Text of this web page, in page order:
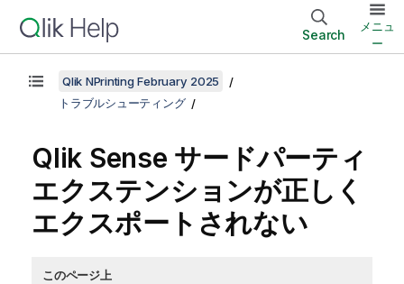
Search
メニュ
ー
Qlik NPrinting February 2025
トラブルシューティング
Qlik Sense サードパーティ
エクステンションが正しく
エクスポートされない
このページ上